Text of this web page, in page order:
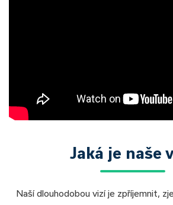
Jaká je naše
Naší dlouhodobou vizí je zpříjemnit,